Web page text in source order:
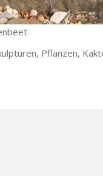
Pflanzen,